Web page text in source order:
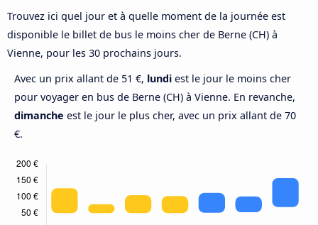
Trouvez ici quel jour et à quelle moment de la journée est
disponible le billet de bus le moins cher de Berne (CH) à
Vienne, pour les 30 prochains jours.
Avec un prix allant de 51 €, lundi est le jour le moins cher
pour voyager en bus de Berne (CH) à Vienne. En revanche,
dimanche est le jour le plus cher, avec un prix allant de 70
€.